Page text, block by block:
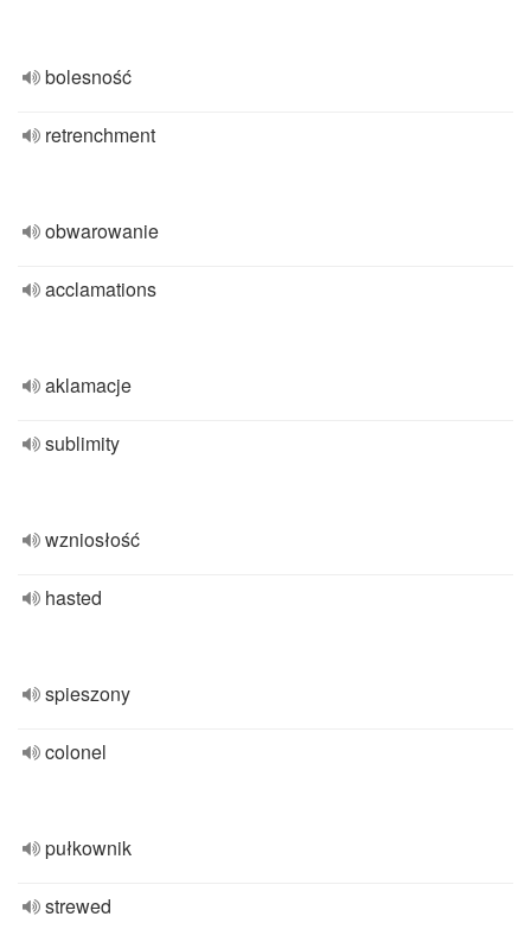
bolesność
retrenchment
obwarowanie
acclamations
aklamacje
sublimity
wzniosłość
hasted
spieszony
colonel
pułkownik
strewed